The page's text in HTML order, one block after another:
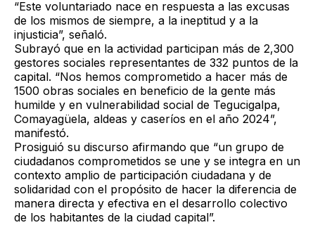
“Este voluntariado nace en respuesta a las excusas
de los mismos de siempre, a la ineptitud y a la
injusticia”, señaló.
Subrayó que en la actividad participan más de 2,300
gestores sociales representantes de 332 puntos de la
capital. “Nos hemos comprometido a hacer más de
1500 obras sociales en beneficio de la gente más
humilde y en vulnerabilidad social de Tegucigalpa,
Comayagüela, aldeas y caseríos en el año 2024”,
manifestó.
Prosiguió su discurso afirmando que “un grupo de
ciudadanos comprometidos se une y se integra en un
contexto amplio de participación ciudadana y de
solidaridad con el propósito de hacer la diferencia de
manera directa y efectiva en el desarrollo colectivo
de los habitantes de la ciudad capital”.